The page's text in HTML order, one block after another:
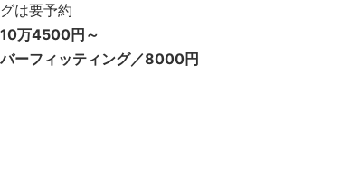
は要予約
万4500円～
バーフィッティング／8000円